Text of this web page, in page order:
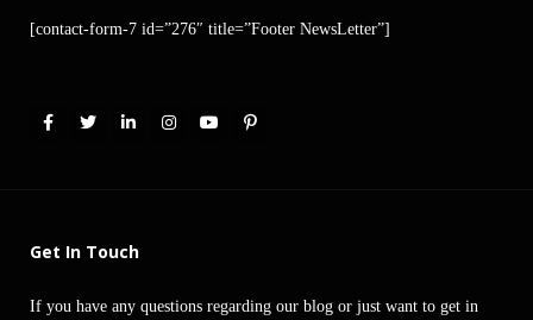
[contact-form-7 id=”276″ title=”Footer NewsLetter”]
Get In Touch
If you have any questions regarding our blog or just want to get in